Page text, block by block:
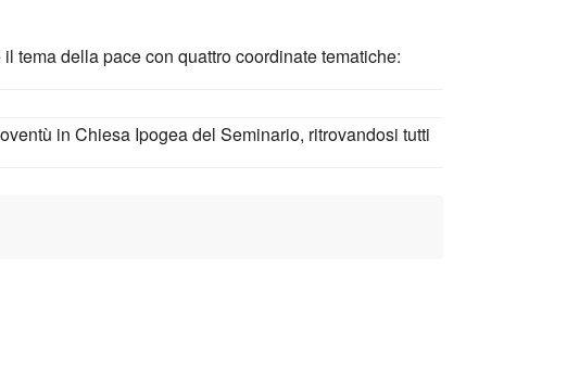
tema della pace con quattro coordinate tematiche:
in Chiesa Ipogea del Seminario, ritrovandosi tutti